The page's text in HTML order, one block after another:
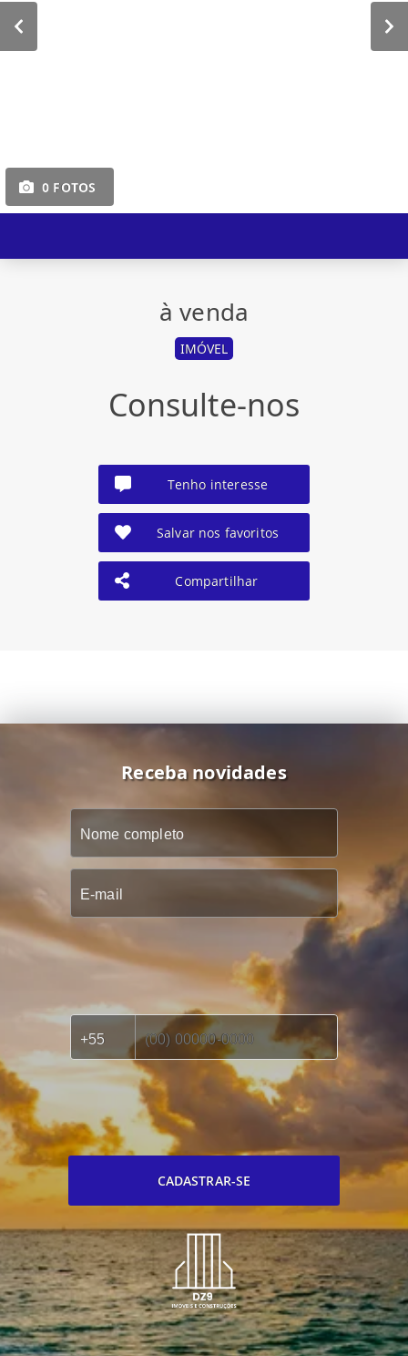
0 FOTOS
à venda
IMÓVEL
Consulte-nos
Tenho interesse
Salvar nos favoritos
Compartilhar
Receba novidades
CADASTRAR-SE